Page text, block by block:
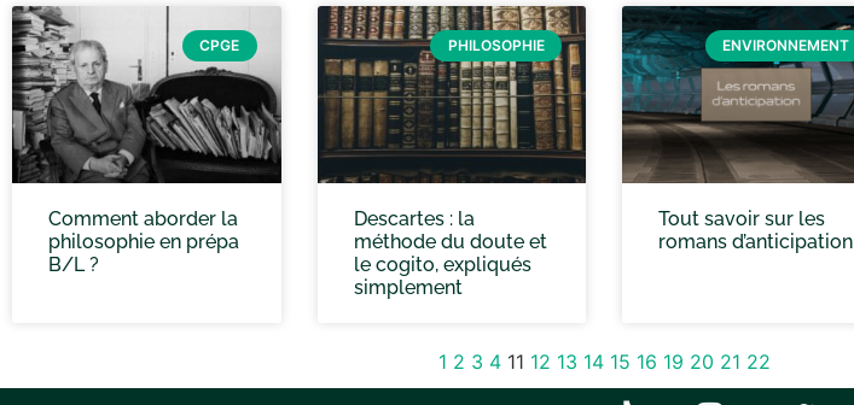
CPGE
Comment aborder la
philosophie en prépa
B/L ?
PHILOSOPHIE
Descartes : la
méthode du doute et
le cogito, expliqués
simplement
ENVIRONNEMENT
Tout savoir sur les
romans d’anticipation
1 2 3 4 11 12 13 14 15 16 19 20 21 22